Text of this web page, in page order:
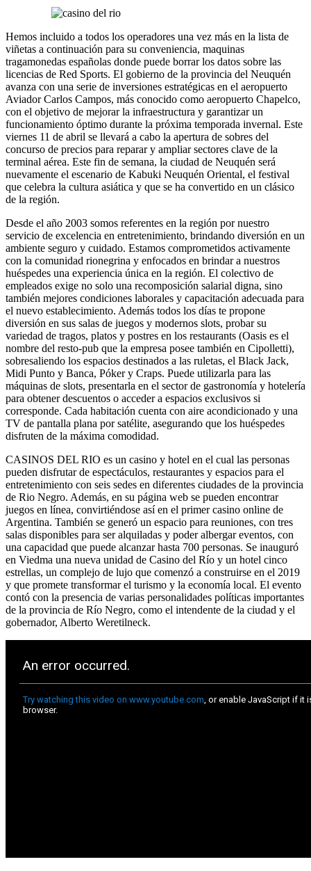
Hemos incluido a todos los operadores una vez más en la lista de
viñetas a continuación para su conveniencia, maquinas
tragamonedas españolas donde puede borrar los datos sobre las
licencias de Red Sports. El gobierno de la provincia del Neuquén
avanza con una serie de inversiones estratégicas en el aeropuerto
Aviador Carlos Campos, más conocido como aeropuerto Chapelco,
con el objetivo de mejorar la infraestructura y garantizar un
funcionamiento óptimo durante la próxima temporada invernal. Este
viernes 11 de abril se llevará a cabo la apertura de sobres del
concurso de precios para reparar y ampliar sectores clave de la
terminal aérea. Este fin de semana, la ciudad de Neuquén será
nuevamente el escenario de Kabuki Neuquén Oriental, el festival
que celebra la cultura asiática y que se ha convertido en un clásico
de la región.
Desde el año 2003 somos referentes en la región por nuestro
servicio de excelencia en entretenimiento, brindando diversión en un
ambiente seguro y cuidado. Estamos comprometidos activamente
con la comunidad rionegrina y enfocados en brindar a nuestros
huéspedes una experiencia única en la región. El colectivo de
empleados exige no solo una recomposición salarial digna, sino
también mejores condiciones laborales y capacitación adecuada para
el nuevo establecimiento. Además todos los días te propone
diversión en sus salas de juegos y modernos slots, probar su
variedad de tragos, platos y postres en los restaurants (Oasis es el
nombre del resto-pub que la empresa posee también en Cipolletti),
sobresaliendo los espacios destinados a las ruletas, el Black Jack,
Midi Punto y Banca, Póker y Craps. Puede utilizarla para las
máquinas de slots, presentarla en el sector de gastronomía y hotelería
para obtener descuentos o acceder a espacios exclusivos si
corresponde. Cada habitación cuenta con aire acondicionado y una
TV de pantalla plana por satélite, asegurando que los huéspedes
disfruten de la máxima comodidad.
CASINOS DEL RIO es un casino y hotel en el cual las personas
pueden disfrutar de espectáculos, restaurantes y espacios para el
entretenimiento con seis sedes en diferentes ciudades de la provincia
de Rio Negro. Además, en su página web se pueden encontrar
juegos en línea, convirtiéndose así en el primer casino online de
Argentina. También se generó un espacio para reuniones, con tres
salas disponibles para ser alquiladas y poder albergar eventos, con
una capacidad que puede alcanzar hasta 700 personas. Se inauguró
en Viedma una nueva unidad de Casino del Río y un hotel cinco
estrellas, un complejo de lujo que comenzó a construirse en el 2019
y que promete transformar el turismo y la economía local. El evento
contó con la presencia de varias personalidades políticas importantes
de la provincia de Río Negro, como el intendente de la ciudad y el
gobernador, Alberto Weretilneck.